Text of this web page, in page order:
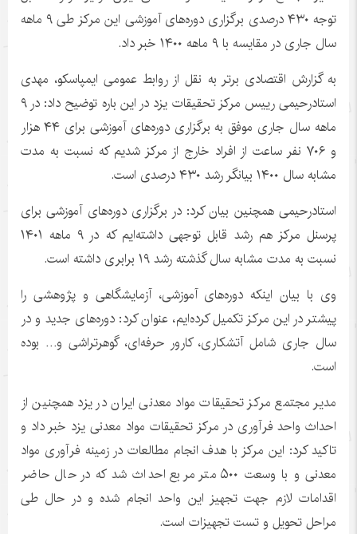
توجه ۴۳۰ درصدی برگزاری دوره‌های آموزشی این مرکز طی ۹ ماهه
سال جاری در مقایسه با ۹ ماهه ۱۴۰۰ خبر داد.
به گزارش اقتصادی برتر به نقل از روابط عمومی ایمپاسکو، مهدی
استادرحیمی رییس مرکز تحقیقات یزد در این باره توضیح داد: در ۹
ماهه سال جاری موفق به برگزاری دوره‌های آموزشی برای ۴۴ هزار
و ۷۰۶ نفر ساعت از افراد خارج از مرکز شدیم که نسبت به مدت
مشابه سال ۱۴۰۰ بیانگر رشد ۴۳۰ درصدی است.
استادرحیمی همچنین بیان کرد: در برگزاری دوره‌های آموزشی برای
پرسنل مرکز هم رشد قابل توجهی داشته‌ایم که در ۹ ماهه ۱۴۰۱
نسبت به مدت مشابه سال گذشته رشد ۱۹ برابری داشته است.
وی با بیان اینکه دوره‌های آموزشی، آزمایشگاهی و پژوهشی را
پیشتر در این مرکز تکمیل کرده‌ایم، عنوان کرد: دوره‌های جدید و در
سال جاری شامل آتشکاری، کارور حرفه‌ای، گوهرتراشی و… بوده
است.
مدیر مجتمع مرکز تحقیقات مواد معدنی ایران در یزد همچنین از
احداث واحد فرآوری در مرکز تحقیقات مواد معدنی یزد خبر داد و
تاکید کرد: این مرکز با هدف انجام مطالعات در زمینه فرآوری مواد
معدنی و با وسعت ۵۰۰ متر مربع احداث شد که در حال حاضر
اقدامات لازم جهت تجهیز این واحد انجام شده و در حال طی
مراحل تحویل و تست تجهیزات است.